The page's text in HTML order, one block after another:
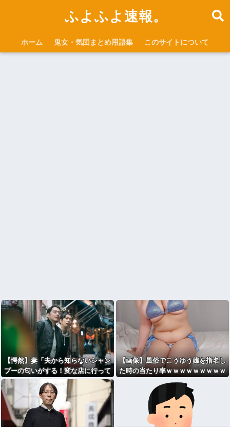
ふよふよ速報。
ホーム 鬼女・気団まとめ用語集 このサイトについて
【愕然】妻「夫から知らないシャン
プーの匂いがする！変な店に行って
るに違いない！！！」探偵「調べた
ところ･･･」⇒結果ｗｗ
【画像】風俗でこうゆう嬢を指名し
た時の当たり率ｗｗｗｗｗｗｗｗｗ
ｗｗ